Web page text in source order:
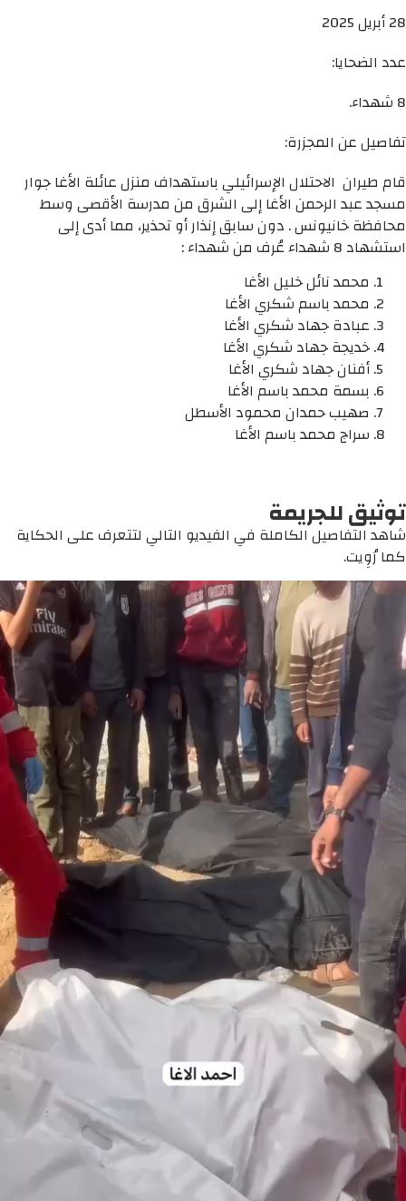
28 أبريل 2025
عدد الضحايا:
8 شهداء.
تفاصيل عن المجزرة:
قام طيران الاحتلال الإسرائيلي باستهداف منزل عائلة الأغا جوار
مسجد عبد الرحمن الأغا إلى الشرق من مدرسة الأقصى وسط
محافظة خانيونس . دون سابق إنذار أو تحذير، مما أدى إلى
استشهاد 8 شهداء عُرف من شهداء :
محمد نائل خليل الأغا
محمد باسم شكري الأغا
عبادة جهاد شكري الأغا
خديجة جهاد شكري الأغا
أفنان جهاد شكري الأغا
بسمة محمد باسم الأغا
صهيب حمدان محمود الأسطل
سراج محمد باسم الأغا
توثيق للجريمة
شاهد التفاصيل الكاملة في الفيديو التالي لتتعرف على الحكاية
كما رُوِيت.